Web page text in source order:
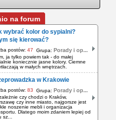
na forum
wybrać kolor do sypialni?
się kierować?
postów: 47 Grupa: Porady i op...
ja tylko powiem tak - do małej
koniecznie jasne kolory. Ciemne
w małych wnętrzach.
w Krakowie
postów: 83 Grupa: Porady i op...
czy chodzi o Kraków,
czy inne miasto, najgorsze jest
noszenie mebli i organizacja
Dlatego moim zdaniem lepiej od
sz...